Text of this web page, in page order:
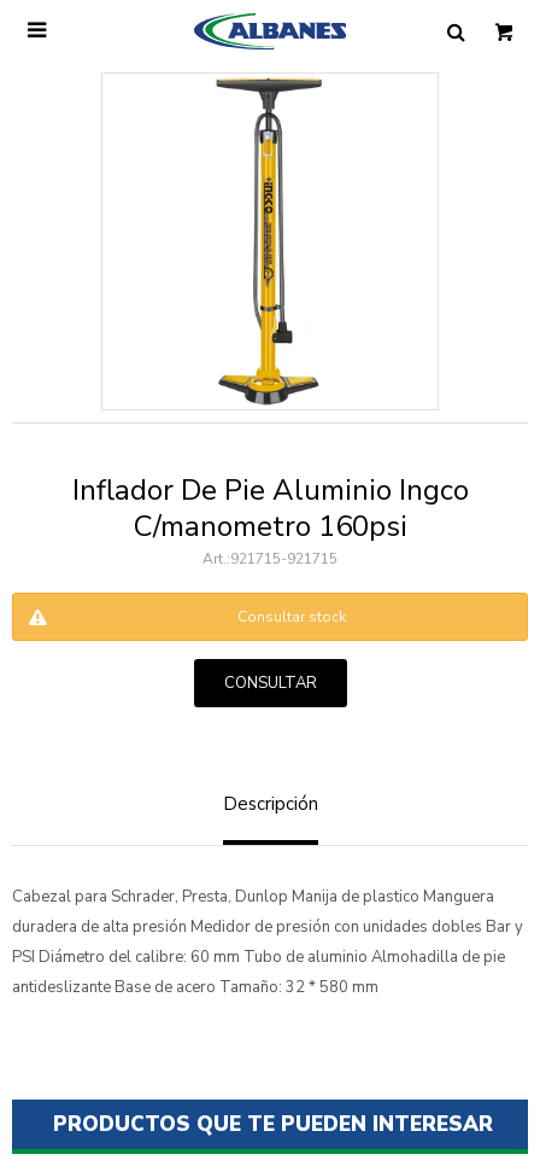

Inflador De Pie Aluminio Ingco
C/manometro 160psi
921715-921715
Consultar stock
CONSULTAR
Descripción
Cabezal para Schrader, Presta, Dunlop Manija de plastico Manguera
duradera de alta presión Medidor de presión con unidades dobles Bar y
PSI Diámetro del calibre: 60 mm Tubo de aluminio Almohadilla de pie
antideslizante Base de acero Tamaño: 32 * 580 mm
PRODUCTOS QUE TE PUEDEN INTERESAR
Ingresa tus datos y te informaremos cuando
tengamos stock disponible.
Mensaje